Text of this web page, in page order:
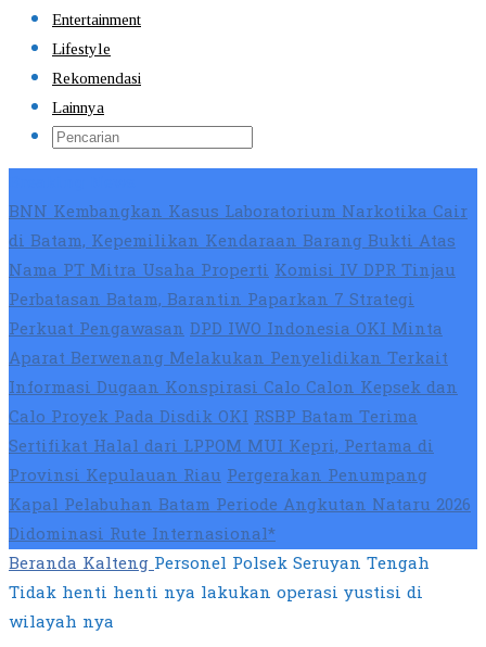
Entertainment
Lifestyle
Rekomendasi
Lainnya
BNN Kembangkan Kasus Laboratorium Narkotika Cair
di Batam, Kepemilikan Kendaraan Barang Bukti Atas
Nama PT Mitra Usaha PropertiKomisi IV DPR Tinjau
Perbatasan Batam, Barantin Paparkan 7 Strategi
Perkuat PengawasanDPD IWO Indonesia OKI Minta
Aparat Berwenang Melakukan Penyelidikan Terkait
Informasi Dugaan Konspirasi Calo Calon Kepsek dan
Calo Proyek Pada Disdik OKIRSBP Batam Terima
Sertifikat Halal dari LPPOM MUI Kepri, Pertama di
Provinsi Kepulauan RiauPergerakan Penumpang
Kapal Pelabuhan Batam Periode Angkutan Nataru 2026
Didominasi Rute Internasional*
BerandaKalteng Personel Polsek Seruyan Tengah
Tidak henti henti nya lakukan operasi yustisi di
wilayah nya